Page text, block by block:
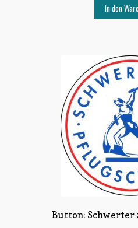
In den
Button: Schwerter